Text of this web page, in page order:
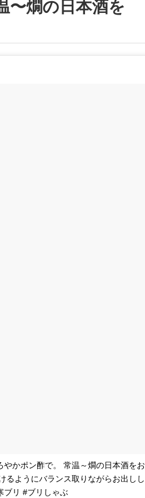
〜燗の日本酒を
かポン酢で。 常温～燗の日本酒をお
るようにバランス取りながらお出しし
ブリ #ブリしゃぶ